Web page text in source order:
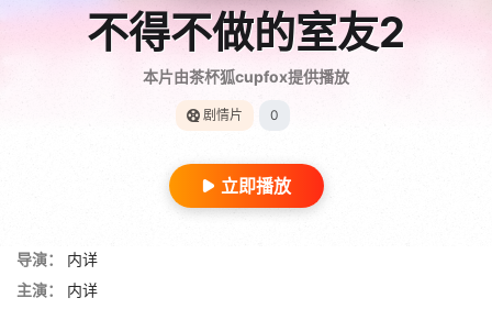
不得不做的室友2
本片由茶杯狐cupfox提供播放
剧情片 0
立即播放
导演：
内详
主演：
内详